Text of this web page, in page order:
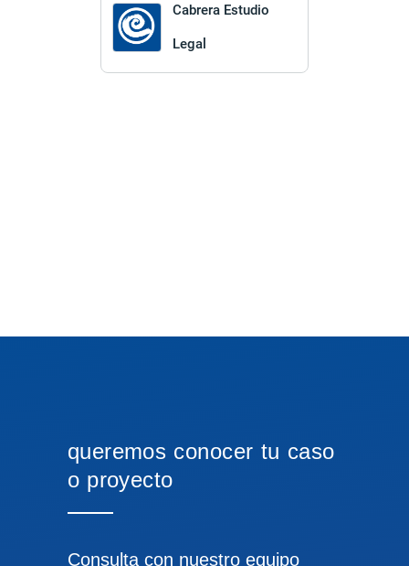
Cabrera Estudio
Legal
queremos conocer tu caso
o proyecto
Consulta con nuestro equipo